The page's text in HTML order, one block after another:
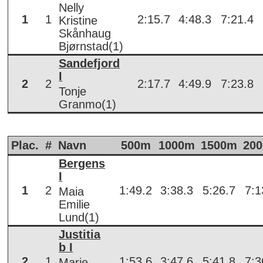
1 1
Nelly
Kristine
Skånhaug
Bjørnstad(1)
2:15.7 4:48.3 7:21.4
2 2
Sandefjord
I
Tonje
Granmo(1)
2:17.7 4:49.9 7:23.8
Plac. # Navn 500m 1000m 1500m
1 2
Bergens
I
Maia
Emilie
Lund(1)
1:49.2 3:38.3 5:26.7
Justitia
b I